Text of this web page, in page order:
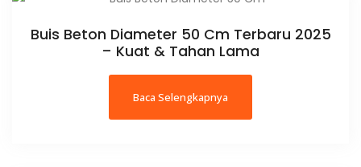
Buis Beton Diameter 50 Cm Terbaru 2025
– Kuat & Tahan Lama
Baca Selengkapnya